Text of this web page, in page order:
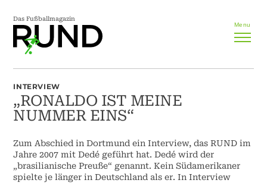
Das Fußballmagazin
Menu
INTERVIEW
„RONALDO IST MEINE
NUMMER EINS“
Zum Abschied in Dortmund ein Interview, das RUND im
Jahre 2007 mit Dedé geführt hat. Dedé wird der
„brasilianische Preuße“ genannt. Kein Südamerikaner
spielte je länger in Deutschland als er. In Interview